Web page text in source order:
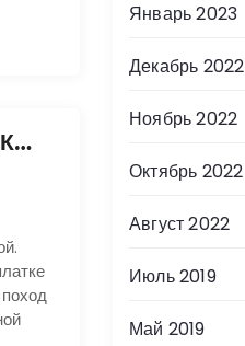
ЛЮДИ И ВОЛКИ: ЗОВ ПРЕДКОВ
Январь 2023
Декабрь 2022
Ноябрь 2022
Октябрь 2022
Август 2022
Июль 2019
Май 2019